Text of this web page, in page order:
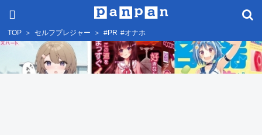
TOP ＞ セルフプレジャー ＞ #PR #オナホ